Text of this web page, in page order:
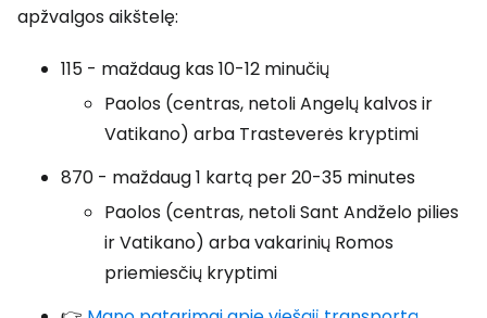
apžvalgos aikštelę:
115 - maždaug kas 10-12 minučių
Paolos (centras, netoli Angelų kalvos ir
Vatikano) arba Trasteverės kryptimi
870 - maždaug 1 kartą per 20-35 minutes
Paolos (centras, netoli Sant Andželo pilies
ir Vatikano) arba vakarinių Romos
priemiesčių kryptimi